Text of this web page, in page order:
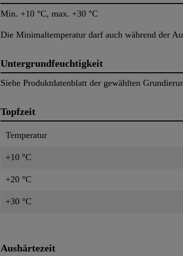
Min. +10 °C, max. +30 °C
Die Minimaltemperatur darf auch während der
Untergrundfeuchtigkeit
Siehe Produktdatenblatt der gewählten
Topfzeit
Temperatur
+10 °C
+20 °C
+30 °C
Aushärtezeit